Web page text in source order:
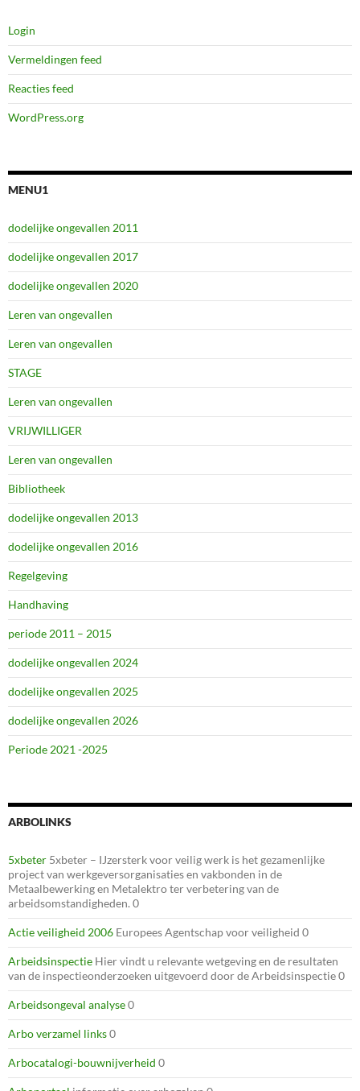
Login
Vermeldingen feed
Reacties feed
WordPress.org
MENU1
dodelijke ongevallen 2011
dodelijke ongevallen 2017
dodelijke ongevallen 2020
Leren van ongevallen
Leren van ongevallen
STAGE
Leren van ongevallen
VRIJWILLIGER
Leren van ongevallen
Bibliotheek
dodelijke ongevallen 2013
dodelijke ongevallen 2016
Regelgeving
Handhaving
periode 2011 – 2015
dodelijke ongevallen 2024
dodelijke ongevallen 2025
dodelijke ongevallen 2026
Periode 2021 -2025
ARBOLINKS
5xbeter 5xbeter – IJzersterk voor veilig werk is het gezamenlijke
project van werkgeversorganisaties en vakbonden in de
Metaalbewerking en Metalektro ter verbetering van de
arbeidsomstandigheden. 0
Actie veiligheid 2006 Europees Agentschap voor veiligheid 0
Arbeidsinspectie Hier vindt u relevante wetgeving en de resultaten
van de inspectieonderzoeken uitgevoerd door de Arbeidsinspectie 0
Arbeidsongeval analyse0
Arbo verzamel links0
Arbocatalogi-bouwnijverheid 0